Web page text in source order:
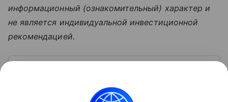
информационный (ознакомительный) характер и
не является индивидуальной инвестиционной
рекомендацией.